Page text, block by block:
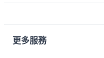
更多服務